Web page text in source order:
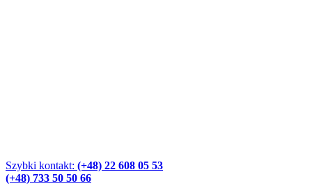
Szybki kontakt: (+48) 22 608 05 53
(+48) 733 50 50 66